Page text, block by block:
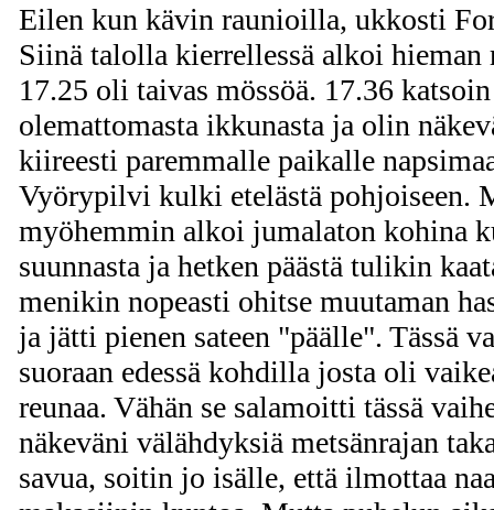
Eilen kun kävin raunioilla, ukkosti
Siinä talolla kierrellessä alkoi
17.25 oli taivas mössöä. 17.36
olemattomasta ikkunasta ja olin
kiireesti paremmalle paikalle
Vyörypilvi kulki etelästä pohjoiseen.
myöhemmin alkoi jumalaton kohina
suunnasta ja hetken päästä tulikin
menikin nopeasti ohitse muutaman
ja jätti pienen sateen "päälle". Tässä
suoraan edessä kohdilla josta oli
reunaa. Vähän se salamoitti tässä
näkeväni välähdyksiä metsänrajan
savua, soitin jo isälle, että ilmottaa